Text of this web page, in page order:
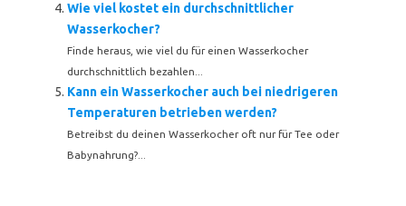
Wie viel kostet ein durchschnittlicher
Wasserkocher?
Finde heraus, wie viel du für einen Wasserkocher
durchschnittlich bezahlen...
Kann ein Wasserkocher auch bei niedrigeren
Temperaturen betrieben werden?
Betreibst du deinen Wasserkocher oft nur für Tee oder
Babynahrung?...